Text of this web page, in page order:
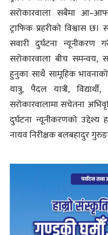
सरोकारवाला सबैमा
ट्राफिक प्रहरीको विश्वास
सवारी दुर्घटना न्यूनीकरण
सरोकारवाला बीच समन्वय,
हुनुका साथै सामूहिक
यात्रु, पैदल यात्री,
सरोकारवालामा सचेतना
दुर्घटना न्यूनीकरणको उद्देश्य
नायव निरीक्षक बलबहादुर